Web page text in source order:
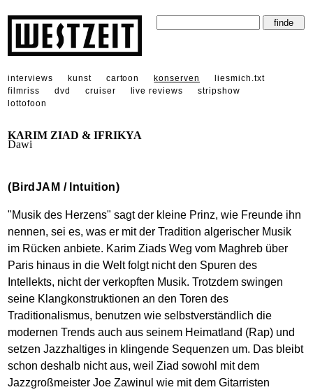
interviews kunst cartoon konserven
liesmich.txt
filmriss
dvd cruiser live reviews
stripshow
lottofoon
KARIM ZIAD & IFRIKYA
Dawi
(BirdJAM / Intuition)
"Musik des Herzens" sagt der kleine Prinz, wie Freunde ihn
nennen, sei es, was er mit der Tradition algerischer Musik
im Rücken anbiete. Karim Ziads Weg vom Maghreb über
Paris hinaus in die Welt folgt nicht den Spuren des
Intellekts, nicht der verkopften Musik. Trotzdem swingen
seine Klangkonstruktionen an den Toren des
Traditionalismus, benutzen wie selbstverständlich die
modernen Trends auch aus seinem Heimatland (Rap) und
setzen Jazzhaltiges in klingende Sequenzen um. Das bleibt
schon deshalb nicht aus, weil Ziad sowohl mit dem
Jazzgroßmeister Joe Zawinul wie mit dem Gitarristen